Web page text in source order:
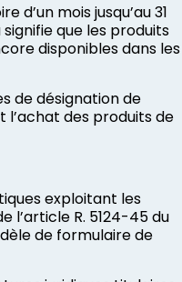
mois jusqu’au 31
que les produits
disponibles dans les
de désignation de
des produits de
exploitant les
l’article R. 5124-45 du
de formulaire de